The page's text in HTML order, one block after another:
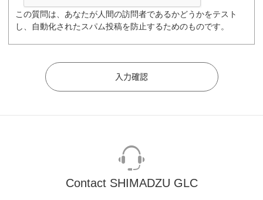
この質問は、あなたが人間の訪問者であるかどうかをテスト
し、自動化されたスパム投稿を防止するためのものです。
Contact SHIMADZU GLC